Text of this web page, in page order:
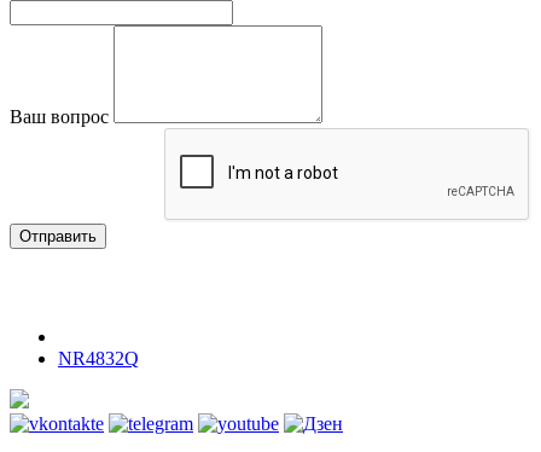
Ваш вопрос
Отправить
NR4832Q